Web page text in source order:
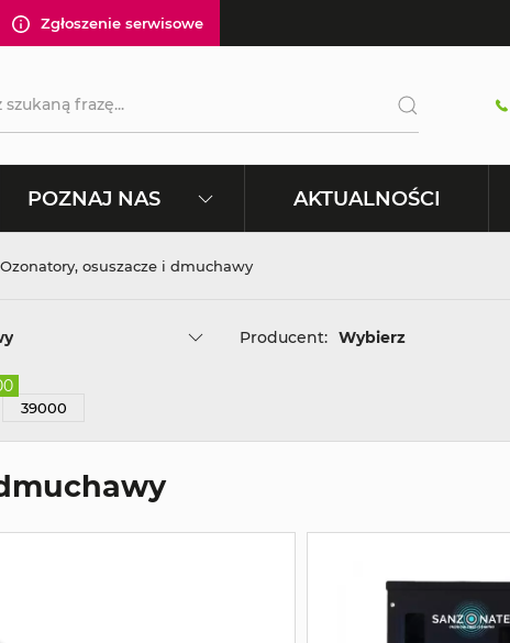
Zgłoszenie serwisowe
POZNAJ NAS AKTUALNOŚCI
Ozonatory, osuszacze i dmuchawy
Producent: Wybierz